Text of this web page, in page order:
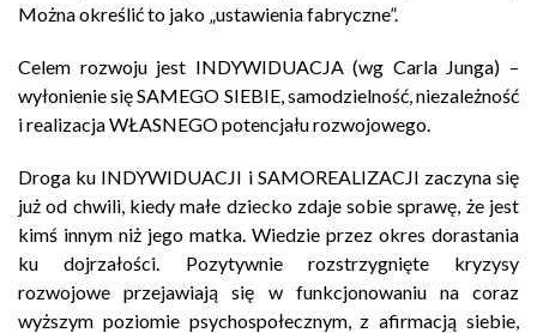
Można określić to jako „ustawienia fabryczne”.
Celem rozwoju jest INDYWIDUACJA (wg Carla Junga) –
wyłonienie się SAMEGO SIEBIE, samodzielność, niezależność
i realizacja WŁASNEGO potencjału rozwojowego.
Droga ku INDYWIDUACJI i SAMOREALIZACJI zaczyna się
już od chwili, kiedy małe dziecko zdaje sobie sprawę, że jest
kimś innym niż jego matka. Wiedzie przez okres dorastania
ku dojrzałości. Pozytywnie rozstrzygnięte kryzysy
rozwojowe przejawiają się w funkcjonowaniu na coraz
wyższym poziomie psychospołecznym, z afirmacją siebie,